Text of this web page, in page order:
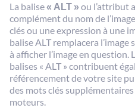
La balise« ALT » ou l’attribut
complément du nom de
clés ou une expression à une
balise ALT remplacera
à afficher l’image en question.
balises « ALT » contribuent
référencement de votre site
des mots clés
moteurs.